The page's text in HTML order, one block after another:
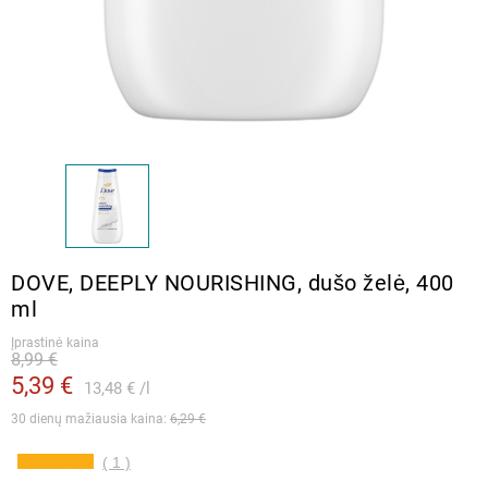
DOVE, DEEPLY NOURISHING, dušo želė, 400
ml
Įprastinė kaina
5,39 € 13,48 €
8,99 €
30 dienų mažiausia kaina: 6,29 €
( 1 )